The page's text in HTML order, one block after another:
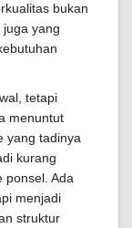
bukan
yang
tetapi
menuntut
yang tadinya
kurang
ponsel. Ada
menjadi
struktur